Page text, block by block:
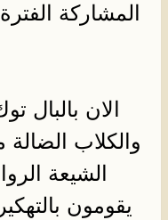
المشاركة
الان بالبال
والكلاب
الشيعة
يقومون